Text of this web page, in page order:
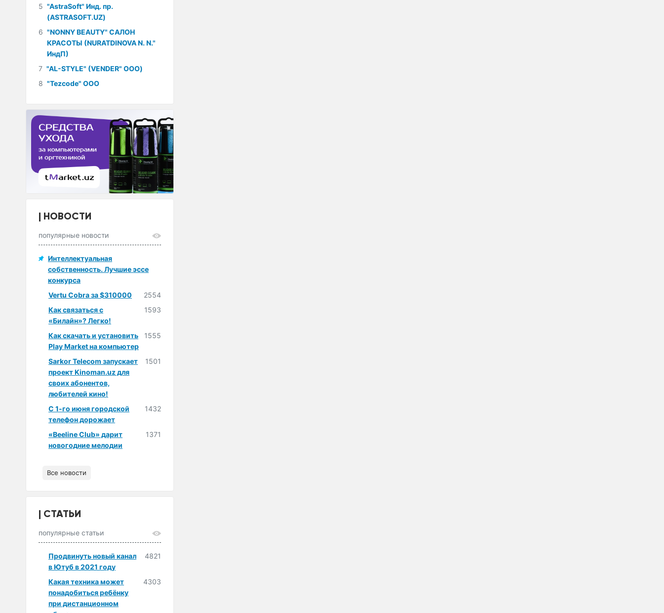
5 "AstraSoft" Инд. пр.
(ASTRASOFT.UZ)
6 "NONNY BEAUTY" САЛОН
КРАСОТЫ (NURATDINOVA N. N."
ИндП)
7 "AL-STYLE" (VENDER" ООО)
8 "Tezcode" ООО
НОВОСТИ
популярные новости
Интеллектуальная
собственность. Лучшие эссе
конкурса
Vertu Cobra за $310000
2554
Как связаться с
«Билайн»? Легко!
1593
Как скачать и установить
Play Market на компьютер
1555
Sarkor Telecom запускает
проект Kinoman.uz для
своих абонентов,
любителей кино!
1501
С 1-го июня городской
телефон дорожает
1432
«Beeline Club» дарит
новогодние мелодии
1371
Все новости
СТАТЬИ
популярные статьи
Продвинуть новый канал
в Ютуб в 2021 году
4821
Какая техника может
понадобиться ребёнку
при дистанционном
4303